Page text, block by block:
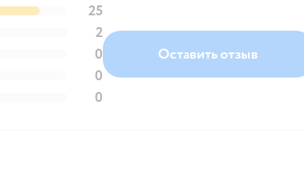
25
2
0
0
0
Оставить отзыв